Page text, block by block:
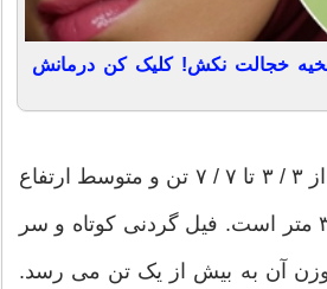
خجالت نکش! کلیک کن درمانش
متوسط وزن یک فیل از ۳ / ۳ تا ۷ / ۷ تن و متوسط ارتفاع
شانه آنها ۲ / ۲ تا ۶ / ۳ متر است. فیل گردنی کوتاه و سر
وزن آن به بیش از یک تن می رسد.